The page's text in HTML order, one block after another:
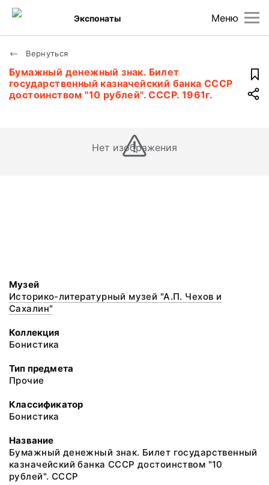
Меню
Экспонаты
Вернуться
Бумажный денежный знак. Билет
государственный казначейский банка СССР
достоинством "10 рублей". СССР. 1961г.
Нет изображения
Музей
Историко-литературный музей "А.П. Чехов и
Сахалин"
Коллекция
Бонистика
Тип предмета
Прочие
Классификатор
Бонистика
Название
Бумажный денежный знак. Билет государственный
казначейский банка СССР достоинством "10
рублей". СССР